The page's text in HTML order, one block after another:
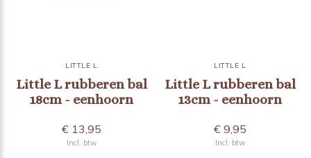
LITTLE L
Little L rubberen bal
18cm - eenhoorn
€ 13,95
Incl. btw
LITTLE L
Little L rubberen bal
13cm - eenhoorn
€ 9,95
Incl. btw